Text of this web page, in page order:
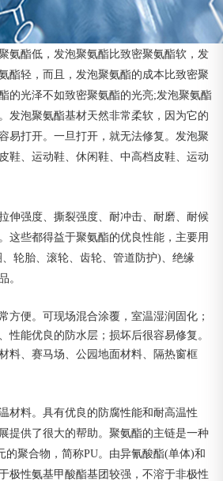
氨酯低，发泡聚氨酯比致密聚氨酯软，发
酯轻，而且，发泡聚氨酯的成本比致密聚
的光泽不如致密聚氨酯的光亮;发泡聚氨酯
发泡聚氨酯基材天然非常柔软，因为它的
易打开。一旦打开，就无法修复。发泡聚
鞋、运动鞋、休闲鞋、中高档皮鞋、运动
伸强度、撕裂强度、耐冲击、耐磨、耐候
这些都得益于聚氨酯的优良性能， 主要用
轮胎、滚轮、齿轮、管道防护)、绝缘
。
方便。可现场混合涂覆，室温湿润固化；
性能优良的防水层；损坏后很容易修复。
料、赛马场、公园地面材料、隔热窗框
材料。具有优良的防腐性能和耐高温性
提供了很大的帮助。聚氨酯的主链是一种
的聚合物，简称PU。由异氰酸酯(单体)和
极性氨基甲酸酯基团较强，不溶于非极性